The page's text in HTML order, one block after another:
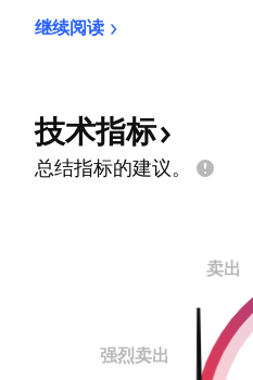
继续阅读
技术指标
总结指标的建议。
卖出
强烈卖出